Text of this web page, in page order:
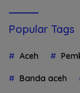
Popular Tags
Aceh
Banda aceh